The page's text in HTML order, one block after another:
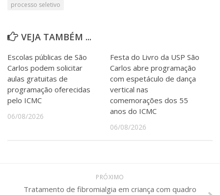
processo seletivo
VEJA TAMBÉM ...
Escolas públicas de São
Carlos podem solicitar
aulas gratuitas de
programação oferecidas
pelo ICMC
06/08/2026
Festa do Livro da USP São
Carlos abre programação
com espetáculo de dança
vertical nas
comemorações dos 55
anos do ICMC
06/08/2026
PRÓXIMO
Tratamento de fibromialgia em criança com quadro